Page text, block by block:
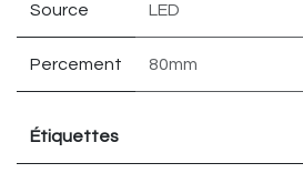
Source LED
Percement 80mm
Étiquettes